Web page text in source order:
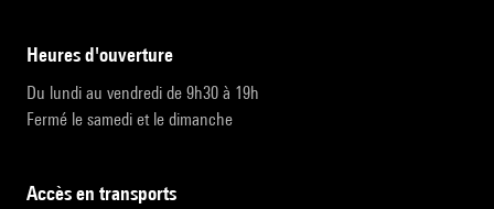
heures d'ouverture
Du lundi au vendredi de 9h30 à 19h
Fermé le samedi et le dimanche
accès en transports